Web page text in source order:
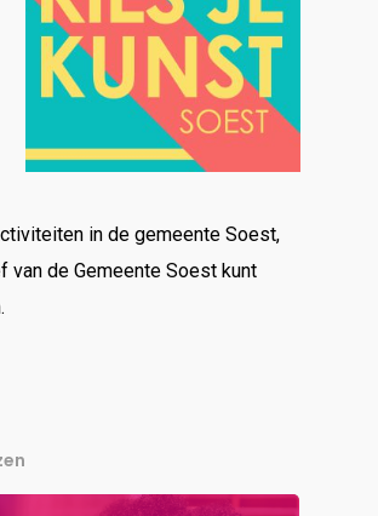
in de gemeente Soest,
van de Gemeente Soest kunt